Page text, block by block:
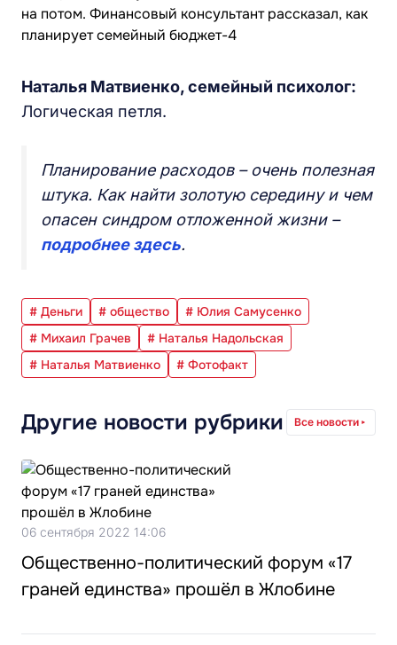
Наталья Матвиенко, семейный психолог:
Логическая петля.
Планирование расходов – очень полезная
штука. Как найти золотую середину и чем
опасен синдром отложенной жизни –
подробнее здесь.
# Деньги # общество
# Юлия Самусенко
# Михаил Грачев
# Наталья Надольская
# Наталья Матвиенко
# Фотофакт
Другие новости рубрики Все новости
06 сентября 2022 14:06
Общественно-политический форум «17
граней единства» прошёл в Жлобине